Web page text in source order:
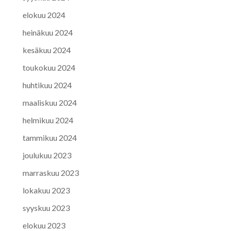
elokuu 2024
heinäkuu 2024
kesäkuu 2024
toukokuu 2024
huhtikuu 2024
maaliskuu 2024
helmikuu 2024
tammikuu 2024
joulukuu 2023
marraskuu 2023
lokakuu 2023
syyskuu 2023
elokuu 2023